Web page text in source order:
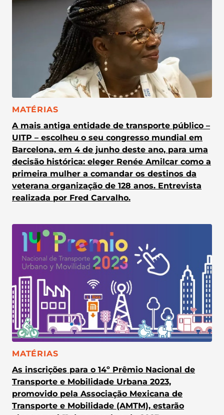
CATEGORIA:
MATÉRIAS
A mais antiga entidade de transporte público –
UITP – escolheu o seu congresso mundial em
Barcelona, em 4 de junho deste ano, para uma
decisão histórica: eleger Renée Amilcar como a
primeira mulher a comandar os destinos da
veterana organização de 128 anos. Entrevista
realizada por Fred Carvalho.
CATEGORIA:
MATÉRIAS
As inscrições para o 14º Prêmio Nacional de
Transporte e Mobilidade Urbana 2023,
promovido pela Associação Mexicana de
Transporte e Mobilidade (AMTM), estarão